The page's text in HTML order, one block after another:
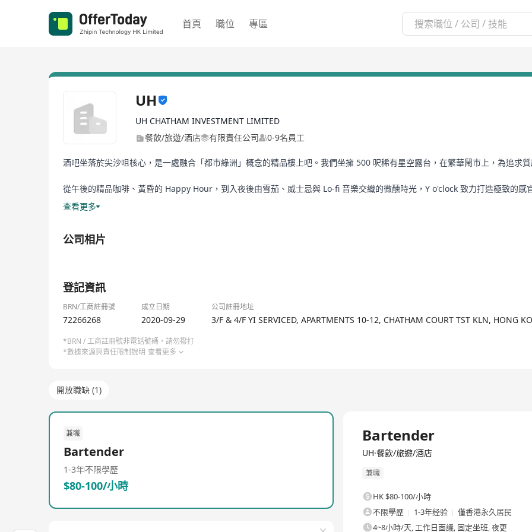
首頁 職位 專區
UH
UH CHATHAM INVESTMENT LIMITED
餐飲/旅遊/酒店
有限責任公司 0-9名員工
酒吧坐落於尖沙咀核心，是一處融合「都市綠洲」概念的精品樓上吧。我們坐擁 500 呎稀有星空露台，在繁華鬧市上，為追求
從午後的精品咖啡、黃昏的 Happy Hour，到入夜後由雪茄、威士忌與 Lo-fi 音樂交織的微醺時光，Y o'clock 致力打造極致的
專屬私人派對與商務聚會的首選場所。我們以優雅的氛圍與獨特的會員機制，重新定義尖沙咀的都會生活質感。
查看更多
公司相片
登記資訊
BRN/工商註冊號 成立日期 公司註冊地址
72266268 2020-09-29 3/F & 4/F YI SERVICED, APARTMENTS 10-12, CHATHAM COURT TST KLN, HONG
*BRN / 工商註冊號非電話號碼，請勿撥打
*數據來源與責任限制說明 查看更多
開放職缺 (1)
兼職
Bartender
1-3年不限學歷
$80-100/小時
Bartender
UH·餐飲/旅遊/酒店
兼職
HK $80-100/小時
不限學歷
1-3年经验
僅香港永久居民
4~8小時/天, 工作日面議, 固定坐班, 夜更